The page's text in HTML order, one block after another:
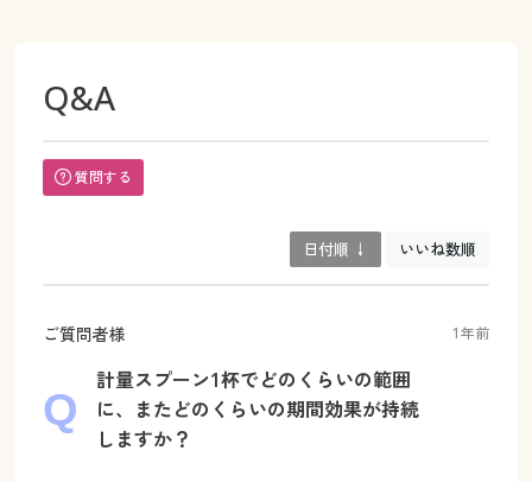
Q&A
質問する
日付順 ↓ いいね数順
ご質問者様 1年前
計量スプーン1杯でどのくらいの範囲
に、またどのくらいの期間効果が持続
しますか？